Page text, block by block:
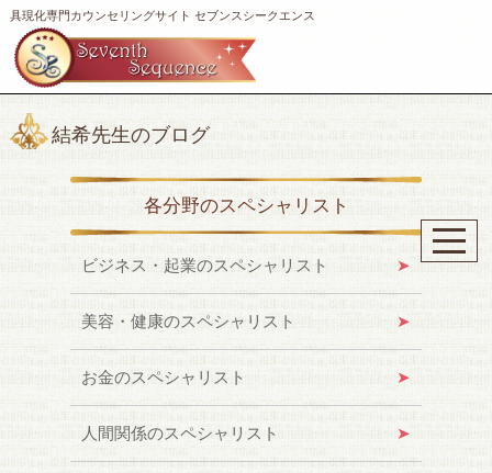
具現化専門カウンセリングサイト セブンスシークエンス
結希先生のブログ
各分野のスペシャリスト
ビジネス・起業のスペシャリスト
美容・健康のスペシャリスト
お金のスペシャリスト
人間関係のスペシャリスト